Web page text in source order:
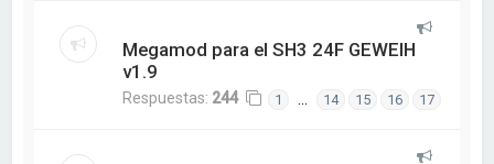
Megamod para el SH3 24F GEWEIH
v1.9
Respuestas: 244 1 … 14 15 16 17